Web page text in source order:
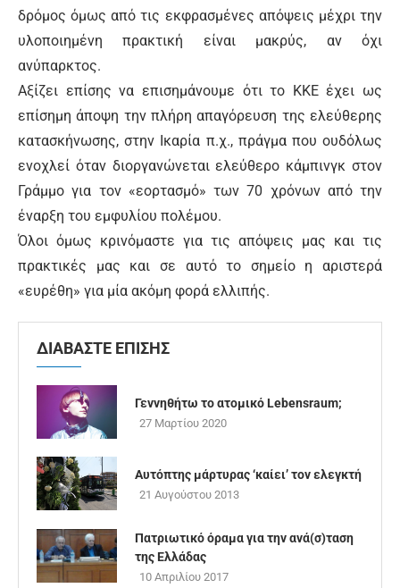
δρόμος όμως από τις εκφρασμένες απόψεις μέχρι την
υλοποιημένη πρακτική είναι μακρύς, αν όχι
ανύπαρκτος.
Αξίζει επίσης να επισημάνουμε ότι το ΚΚΕ έχει ως
επίσημη άποψη την πλήρη απαγόρευση της ελεύθερης
κατασκήνωσης, στην Ικαρία π.χ., πράγμα που ουδόλως
ενοχλεί όταν διοργανώνεται ελεύθερο κάμπινγκ στον
Γράμμο για τον «εορτασμό» των 70 χρόνων από την
έναρξη του εμφυλίου πολέμου.
Όλοι όμως κρινόμαστε για τις απόψεις μας και τις
πρακτικές μας και σε αυτό το σημείο η αριστερά
«ευρέθη» για μία ακόμη φορά ελλιπής.
ΔΙΑΒΑΣΤΕ ΕΠΙΣΗΣ
Γεννηθήτω το ατομικό Lebensraum;
27 Μαρτίου 2020
Αυτόπτης μάρτυρας ‘καίει’ τον ελεγκτή
21 Αυγούστου 2013
Πατριωτικό όραμα για την ανά(σ)ταση
της Ελλάδας
10 Απριλίου 2017